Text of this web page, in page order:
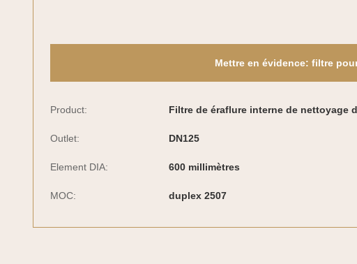
Mettre en évidence: filtre
Product: Filtre de éraflure interne de nettoyage
Outlet: DN125
Element DIA: 600 millimètres
MOC: duplex 2507